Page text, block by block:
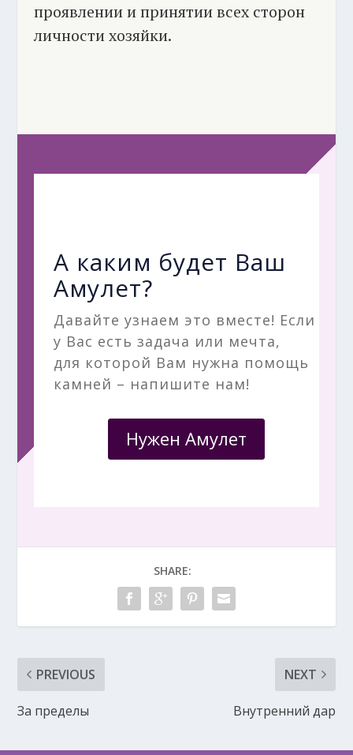
проявлении и принятии всех сторон
личности хозяйки.
А каким будет Ваш
Амулет?
Давайте узнаем это вместе! Если
у Вас есть задача или мечта,
для которой Вам нужна помощь
камней – напишите нам!
Нужен Амулет
SHARE:
PREVIOUS
За пределы
NEXT
Внутренний дар